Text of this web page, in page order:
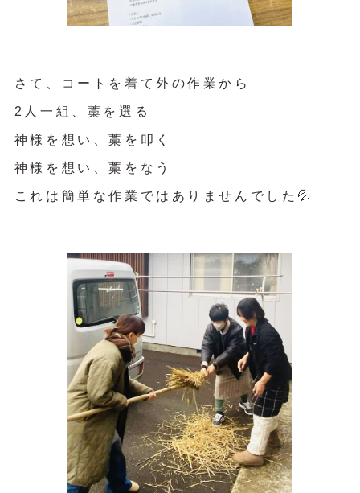
さて、コートを着て外の作業から
2人一組、藁を選る
神様を想い、藁を叩く
神様を想い、藁をなう
これは簡単な作業ではありませんでした💦